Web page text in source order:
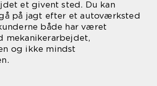
et givent sted. Du kan
på jagt efter et autoværksted
både har været
mekanikerarbejdet,
og ikke mindst